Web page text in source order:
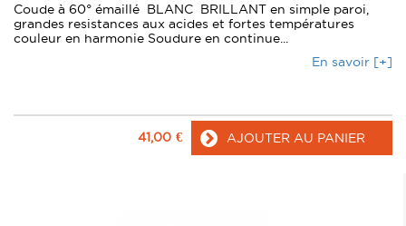
Coude à 60° émaillé BLANC BRILLANT en simple paroi,
grandes resistances aux acides et fortes températures
couleur en harmonie Soudure en continue...
En savoir [+]
41,00 € AJOUTER AU PANIER